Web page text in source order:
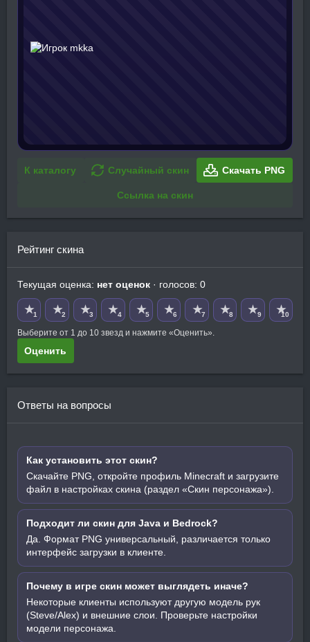
К каталогу Случайный скин Скачать PNG
Ссылка на скин
Рейтинг скина
Текущая оценка: нет оценок · голосов: 0
★1 ★2 ★3 ★4 ★5 ★6 ★7 ★8 ★9 ★10
Выберите от 1 до 10 звезд и нажмите «Оценить».
Оценить
Ответы на вопросы
Как установить этот скин?
Скачайте PNG, откройте профиль Minecraft и загрузите
файл в настройках скина (раздел «Скин персонажа»).
Подходит ли скин для Java и Bedrock?
Да. Формат PNG универсальный, различается только
интерфейс загрузки в клиенте.
Почему в игре скин может выглядеть иначе?
Некоторые клиенты используют другую модель рук
(Steve/Alex) и внешние слои. Проверьте настройки
модели персонажа.